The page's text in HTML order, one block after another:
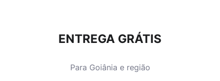
ENTREGA GRÁTIS
Para Goiânia e região